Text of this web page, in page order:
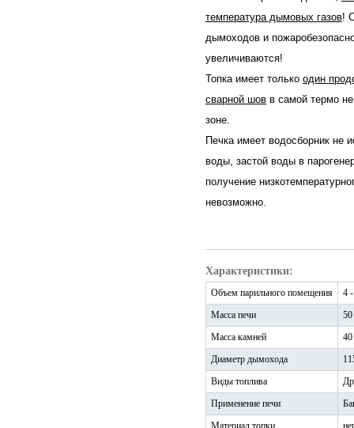
температура дымовых газов!
дымоходов и
увеличиваются!
Топка имеет только один
сварной шов в самой термо
зоне.
Печка имеет водосборник не
воды, застой воды в
получение
невозможно.
Характеристики:
Объем парильного помещения
4
Масса печи
50
Масса камней
40
Диаметр дымохода
Виды топлива
Применение печи
Материал топки